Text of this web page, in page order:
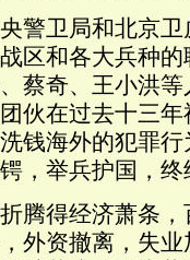
警卫局和北京
区和各大兵种
蔡奇、王小洪
伙在过去十三
钱海外的犯罪
，举兵护国，
腾得经济萧条
外资撤离，失